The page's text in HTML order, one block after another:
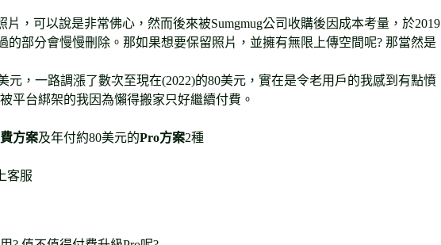
，可以說是非常佛心，然而後來被Sumgmug公司收購後因成本考量，於2019
的部分會慢慢刪除。那如果想要保留照片，並擁有無限上傳空間呢? 那當然是
元，一路調漲了數次至現在(2022)的80美元，實在是令老用戶的我感到有點憤
平台綁架的我因為懶得搬家只好繼續付費。
方案及年付約80美元的Pro方案2種
客服